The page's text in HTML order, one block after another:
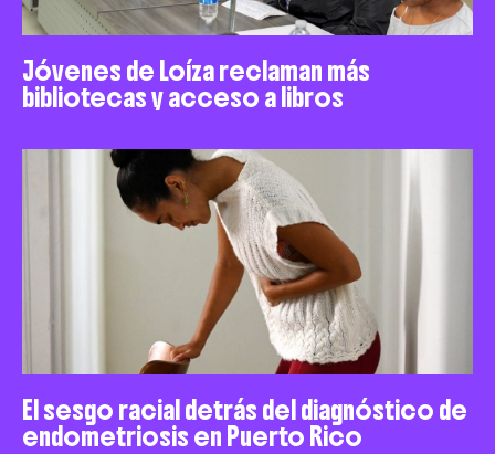
Jóvenes de Loíza reclaman más
bibliotecas y acceso a libros
El sesgo racial detrás del diagnóstico de
endometriosis en Puerto Rico